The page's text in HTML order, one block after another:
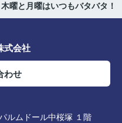
木曜と月曜はいつもバタバタ！
式会社
わせ
ルムドール中桜塚 １階